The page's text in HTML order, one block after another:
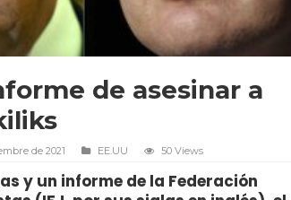
de asesinar a
de 2021 EE.UU 50 Views
y un informe de la Federación